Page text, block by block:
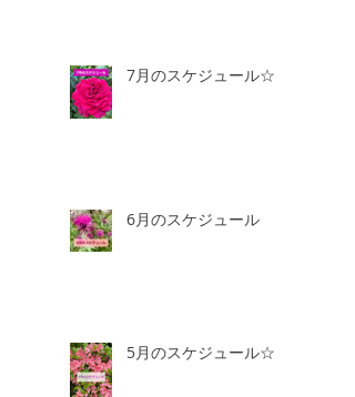
7月のスケジュール☆
6月のスケジュール
5月のスケジュール☆